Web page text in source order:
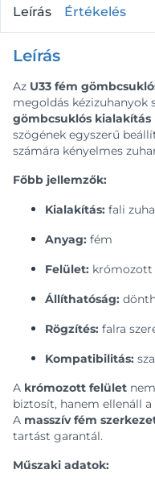
Leírás Értékelés
Leírás
Az U33 fém
megoldás kézizuhanyok
gömbcsuklós kialakítás
szögének egyszerű
számára kényelmes
Főbb jellemzők:
Kialakítás: fali
Anyag: fém
Felület: krómozott
Állíthatóság:
Rögzítés: falra
Kompatibilitás:
A krómozott felület
biztosít, hanem ellenáll a
A masszív fém
tartást garantál.
Műszaki adatok: